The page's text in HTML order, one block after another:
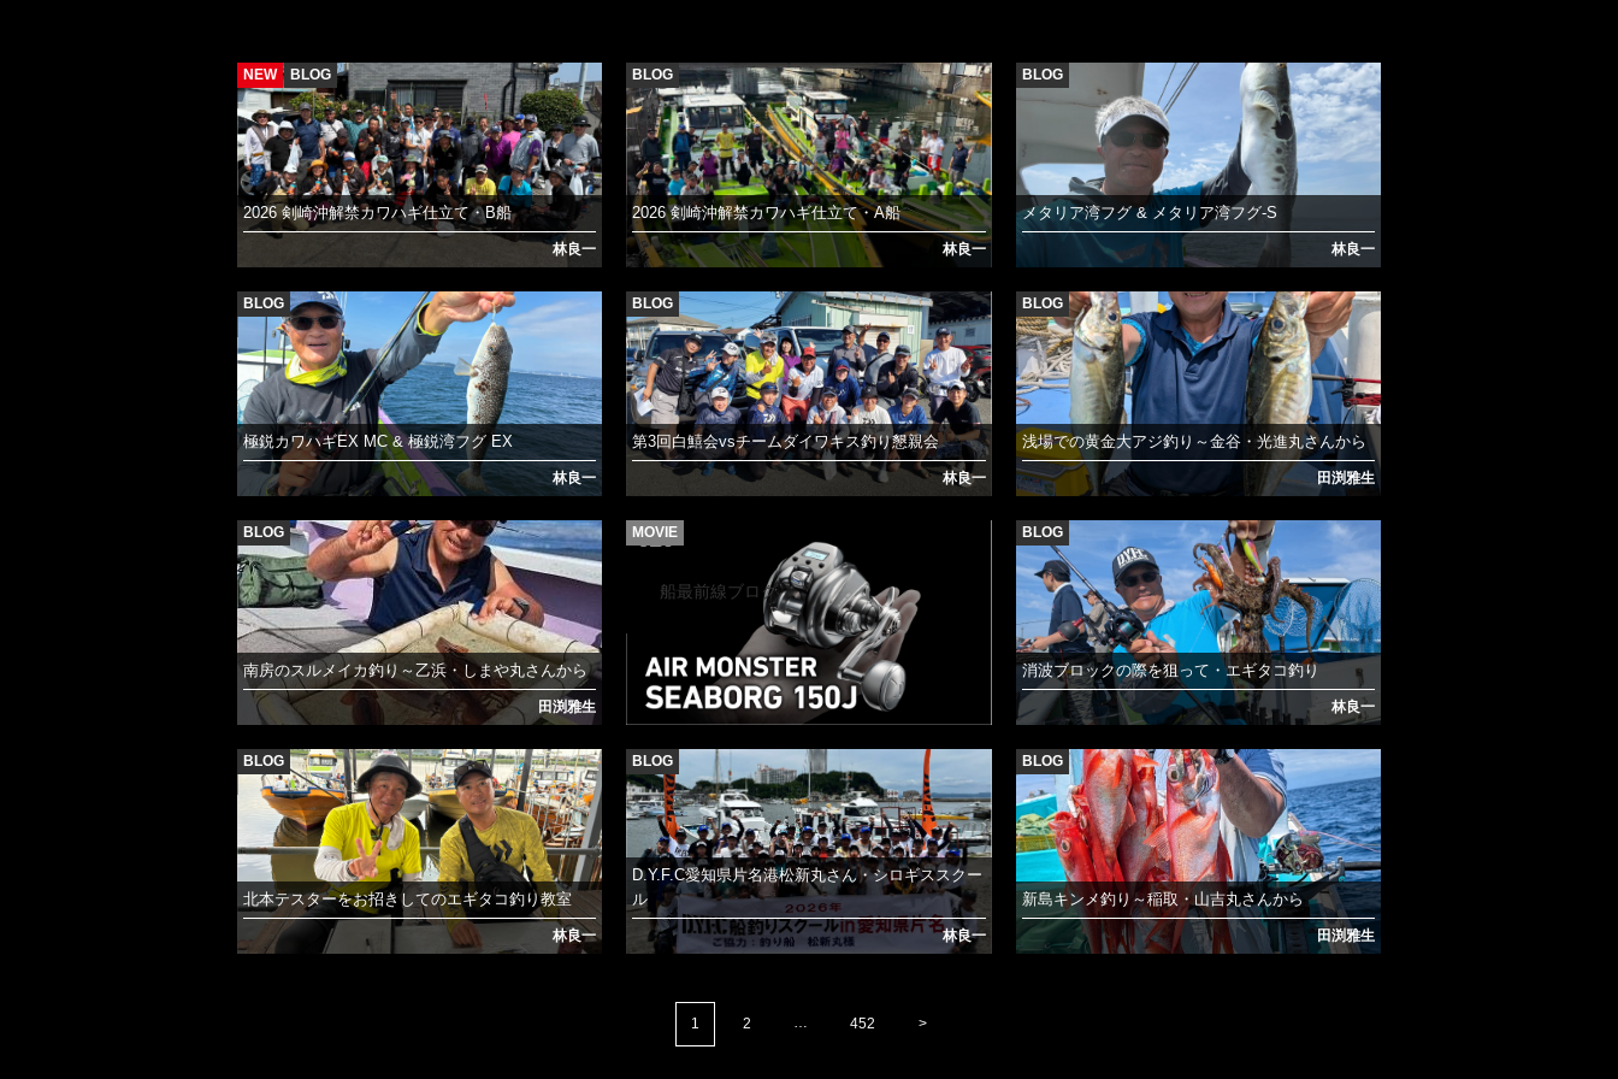
2026 剣崎沖解禁カワハギ仕立て・B船
林良一
NEW BLOG
2026 剣崎沖解禁カワハギ仕立て・A船
林良一
BLOG
メタリア湾フグ & メタリア湾フグ-S
林良一
BLOG
極鋭カワハギEX MC & 極鋭湾フグ EX
林良一
BLOG
第3回白鱚会vsチームダイワキス釣り懇親会
林良一
BLOG
浅場での黄金大アジ釣り～金谷・光進丸さんから
田渕雅生
BLOG
南房のスルメイカ釣り～乙浜・しまや丸さんから
田渕雅生
BLOG MOVIE
船最前線ブログ
消波ブロックの際を狙って・エギタコ釣り
林良一
BLOG
北本テスターをお招きしてのエギタコ釣り教室
林良一
BLOG
D.Y.F.C愛知県片名港松新丸さん・シロギススクー
ル
林良一
BLOG
新島キンメ釣り～稲取・山吉丸さんから
田渕雅生
BLOG
1 2 452 >